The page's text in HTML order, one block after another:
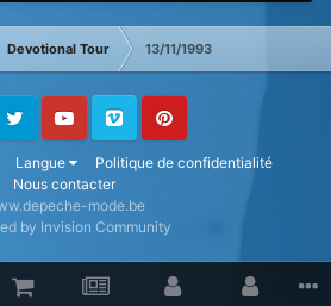
Devotional Tour 13/11/1993
Langue
Politique de confidentialité
Nous contacter
Youtube Vimeo Pinterest
mode.be
by Invision Community